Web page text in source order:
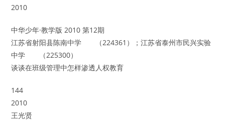
2010
中华少年·教学版 2010 第12期
江苏省射阳县陈南中学 （224361）；江苏省泰州市民兴实验
中学 （225300）
谈谈在班级管理中怎样渗透人权教育
144
2010
王光贤